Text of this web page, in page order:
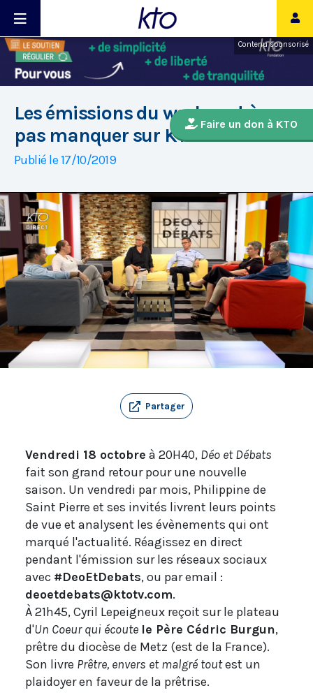
Contenu sponsorisé
Faire un don à KTO
Les émissions du week-end à ne
pas manquer sur KTO !
Publié le 17/10/2019
Partager
Vendredi 18 octobre à 20H40, Déo et Débats
fait son grand retour pour une nouvelle
saison. Un vendredi par mois, Philippine de
Saint Pierre et ses invités livrent leurs points
de vue et analysent les évènements qui ont
marqué l'actualité. Réagissez en direct
pendant l'émission sur les réseaux sociaux
avec #DeoEtDebats, ou par email :
deoetdebats@ktotv.com.
À 21h45, Cyril Lepeigneux reçoit sur le plateau
d'Un Coeur qui écoute le Père Cédric Burgun,
prêtre du diocèse de Metz (est de la France).
Son livre Prêtre, envers et malgré toutest un
plaidoyer en faveur de la prêtrise.